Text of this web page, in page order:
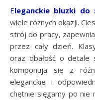
Eleganckie bluzki do
wiele różnych okazji.
strój do pracy,
przez cały dzień.
oraz dbałość o detale
komponują się z
eleganckie i
chętnie sięgamy po nie